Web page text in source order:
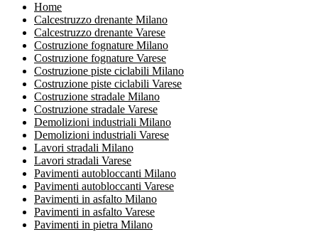
Home
Calcestruzzo drenante Milano
Calcestruzzo drenante Varese
Costruzione fognature Milano
Costruzione fognature Varese
Costruzione piste ciclabili Milano
Costruzione piste ciclabili Varese
Costruzione stradale Milano
Costruzione stradale Varese
Demolizioni industriali Milano
Demolizioni industriali Varese
Lavori stradali Milano
Lavori stradali Varese
Pavimenti autobloccanti Milano
Pavimenti autobloccanti Varese
Pavimenti in asfalto Milano
Pavimenti in asfalto Varese
Pavimenti in pietra Milano